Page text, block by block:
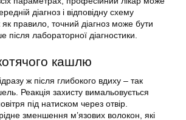
діагноз і відповідну схему
правило, точний діагноз може бути
після лабораторної діагностики.
кашлю
ж після глибокого вдиху – так
Реакція захисту вимальовується
під натиском через отвір.
зменшення м’язових волокон, які